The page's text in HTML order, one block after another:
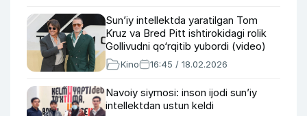
Sun’iy intellektda yaratilgan Tom
Kruz va Bred Pitt ishtirokidagi rolik
Gollivudni qo‘rqitib yubordi (video)
Kino 16:45 / 18.02.2026
Navoiy siymosi: inson ijodi sun’iy
intellektdan ustun keldi